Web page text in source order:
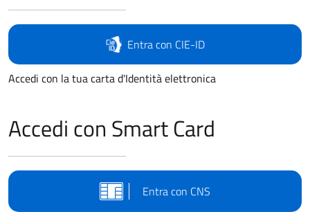
Entra con CIE-ID
Accedi con la tua carta d'Identità elettronica
Accedi con Smart Card
Entra con CNS